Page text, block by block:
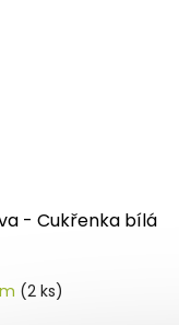
- Cukřenka bílá
(2 ks)